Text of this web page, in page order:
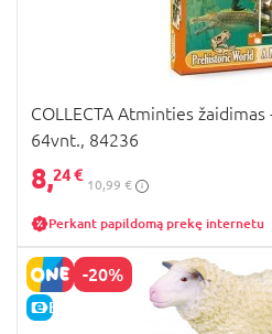
COLLECTA Atminties
64vnt., 84236
8,24 €
10,99 €
Perkant papildomą prekę internetu
-20%
E-KAINA